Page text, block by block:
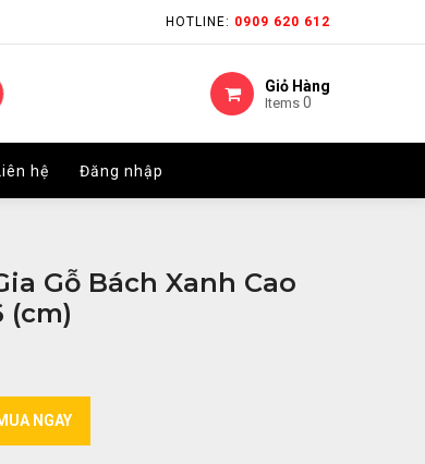
HOTLINE: 0909 620 612
Giỏ Hàng
Items 0
hệ Đăng nhập
HOTLINE: 0909 620 612
Giỏ Hàng
Items 0
hệ Đăng nhập
Gỗ Bách Xanh Cao
(cm)
NGAY